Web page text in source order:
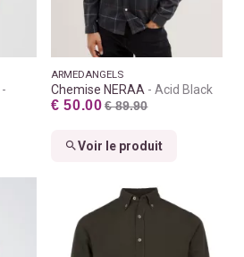
ARMEDANGELS
Chemise NERAA Acid Black
€ 50.00 € 89.90
Voir le produit